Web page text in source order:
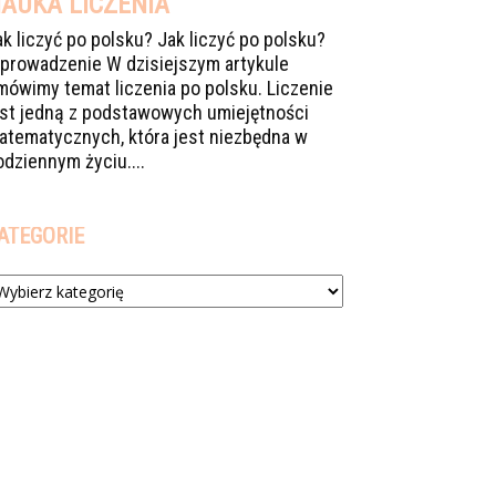
liczyć po polsku? Jak liczyć po polsku?
W dzisiejszym artykule
temat liczenia po polsku. Liczenie
jedną z podstawowych umiejętności
która jest niezbędna w
życiu....